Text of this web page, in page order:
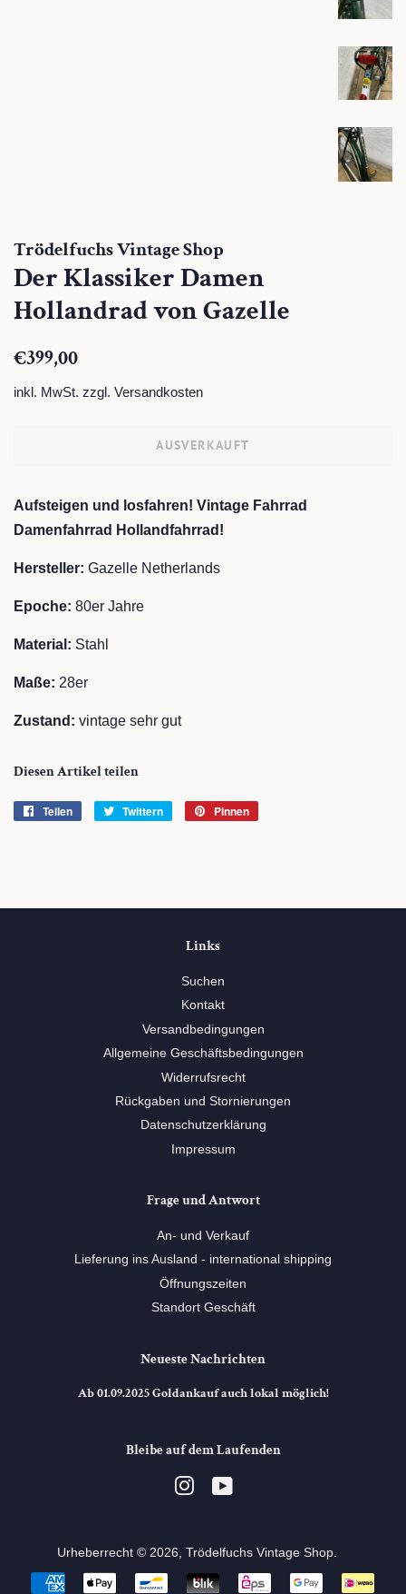
Trödelfuchs Vintage Shop
Der Klassiker Damen
Hollandrad von Gazelle
Normaler
€399,00
inkl. MwSt. zzgl. Versandkosten
AUSVERKAUFT
Aufsteigen und losfahren! Vintage Fahrrad
Damenfahrrad Hollandfahrrad!
Hersteller: Gazelle Netherlands
Epoche: 80er Jahre
Material: Stahl
Maße: 28er
Zustand: vintage sehr gut
Diesen Artikel teilen
Teilen Twittern Pinnen
Links
Suchen
Kontakt
Versandbedingungen
Allgemeine Geschäftsbedingungen
Widerrufsrecht
Rückgaben und Stornierungen
Datenschutzerklärung
Impressum
Frage und Antwort
An- und Verkauf
Lieferung ins Ausland - international shipping
Öffnungszeiten
Standort Geschäft
Neueste Nachrichten
Ab 01.09.2025 Goldankauf auch lokal möglich!
Bleibe auf dem Laufenden
Instagram
Urheberrecht © 2026, Trödelfuchs Vintage Shop. ⠀
Zahlungsarten